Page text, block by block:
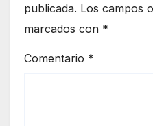
publicada. Los campos
marcados con *
Comentario *